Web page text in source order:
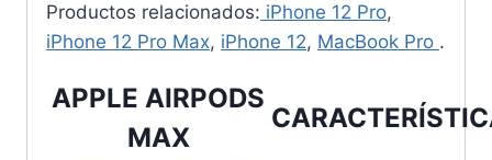
Productos relacionados: iPhone 12 Pro,
iPhone 12 Pro Max, iPhone 12, MacBook Pro .
APPLE AIRPODS
MAX